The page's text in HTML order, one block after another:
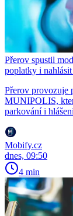
Přerov spustil
poplatky i
Přerov provozuje
MUNIPOLIS,
parkování i
Mobify.cz
dnes, 09:50
4 min